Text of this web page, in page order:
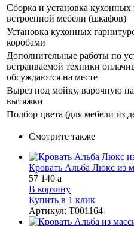
Сборка и установка кухонных
встроенной мебели (шкафов)
Установка кухонных
коробами
Дополнительные работы по
встраиваемой техники
обсуждаются на месте
Вырез под мойку, варочную
вытяжки
Подбор цвета (для мебели из
Смотрите также
Кровать Альба Люкс из
57 140 a
В корзину
Купить в 1 клик
Артикул: Т001164